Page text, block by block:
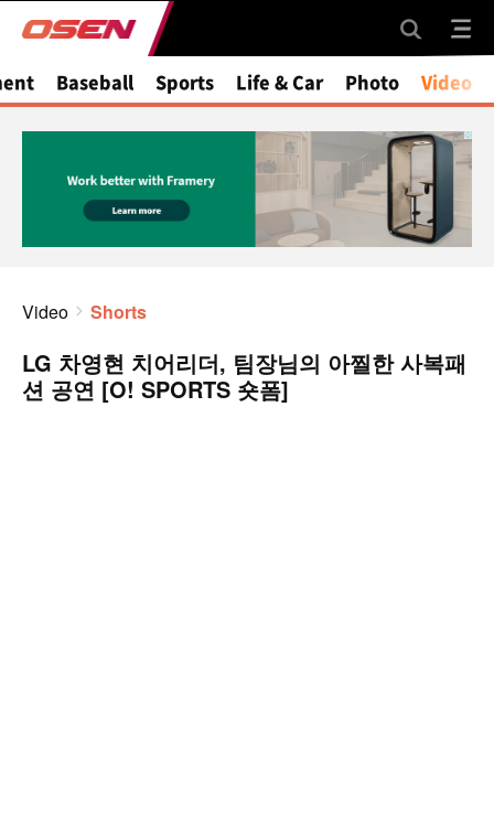
Baseball Sports Life & Car Photo Video
Video Shorts
LG 차영현 치어리더, 팀장님의 아찔한 사복패
션 공연 [O! SPORTS 숏폼]